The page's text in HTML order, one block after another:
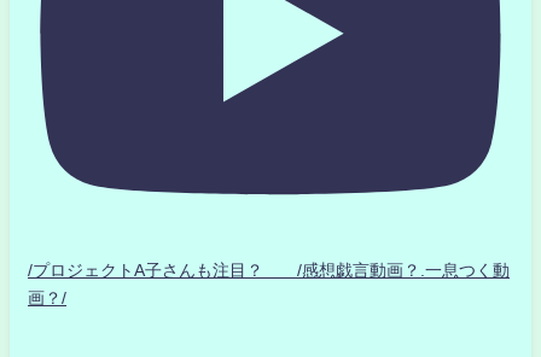
/プロジェクトA子さんも注目？ /感想戯言動画？.一息つく動
画？/